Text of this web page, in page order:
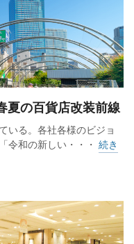
夏の百貨店改装前線
いる。各社各様のビジョ
令和の新しい・・・ 続き